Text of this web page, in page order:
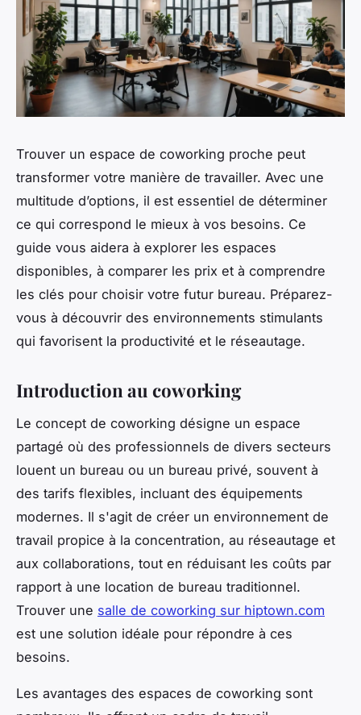
Trouver un espace de coworking proche peut
transformer votre manière de travailler. Avec une
multitude d’options, il est essentiel de déterminer
ce qui correspond le mieux à vos besoins. Ce
guide vous aidera à explorer les espaces
disponibles, à comparer les prix et à comprendre
les clés pour choisir votre futur bureau. Préparez-
vous à découvrir des environnements stimulants
qui favorisent la productivité et le réseautage.
Introduction au coworking
Le concept de coworking désigne un espace
partagé où des professionnels de divers secteurs
louent un bureau ou un bureau privé, souvent à
des tarifs flexibles, incluant des équipements
modernes. Il s'agit de créer un environnement de
travail propice à la concentration, au réseautage et
aux collaborations, tout en réduisant les coûts par
rapport à une location de bureau traditionnel.
Trouver une salle de coworking sur hiptown.com
est une solution idéale pour répondre à ces
besoins.
Les avantages des espaces de coworking sont